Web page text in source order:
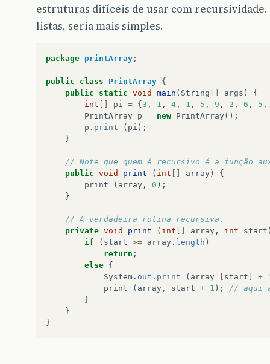
estruturas difíceis de usar com recursividade.
listas, seria mais simples.
package printArray ;
public class PrintArray {
public
static void main ( String args )
{
int
pi = { 3 , 1 , 4 , 1 , 5 , 9 , 2 , 6 , 5 ,
PrintArray p = new PrintArray();
p . print ( pi );
}
// Note que quem é recursivo é a função
public void print ( int array )
{
print
( array , 0 );
}
// A verdadeira rotina recursiva.
private void print ( int array , int start
if
( start >= array . length )
return ;
else {
System . out . print ( array start +
print
( array , start + 1 );
// aqui
}
}
}